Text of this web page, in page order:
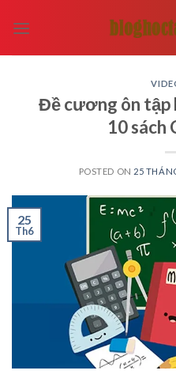
Đề cương ôn tập
10 sách
POSTED ON 25
25
Th6